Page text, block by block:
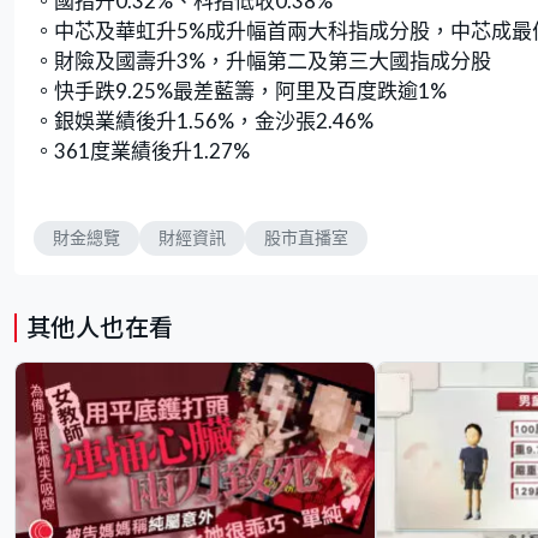
。中芯及華虹升5%成升幅首兩大科指成分股，中芯成
。財險及國壽升3%，升幅第二及第三大國指成分股
。快手跌9.25%最差藍籌，阿里及百度跌逾1%
。銀娛業績後升1.56%，金沙張2.46%
。361度業績後升1.27%
財金總覽 財經資訊 股市直播室
其他人也在看